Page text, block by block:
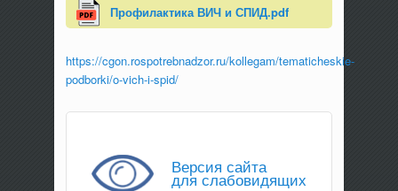
Профилактика ВИЧ и СПИД.pdf
https://cgon.rospotrebnadzor.ru/kollegam/tematicheskie-
podborki/o-vich-i-spid/
Версия сайта
для слабовидящих